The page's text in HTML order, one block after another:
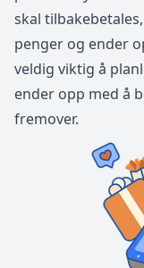
skal
penger og ender
veldig viktig å
ender opp med å
fremover.